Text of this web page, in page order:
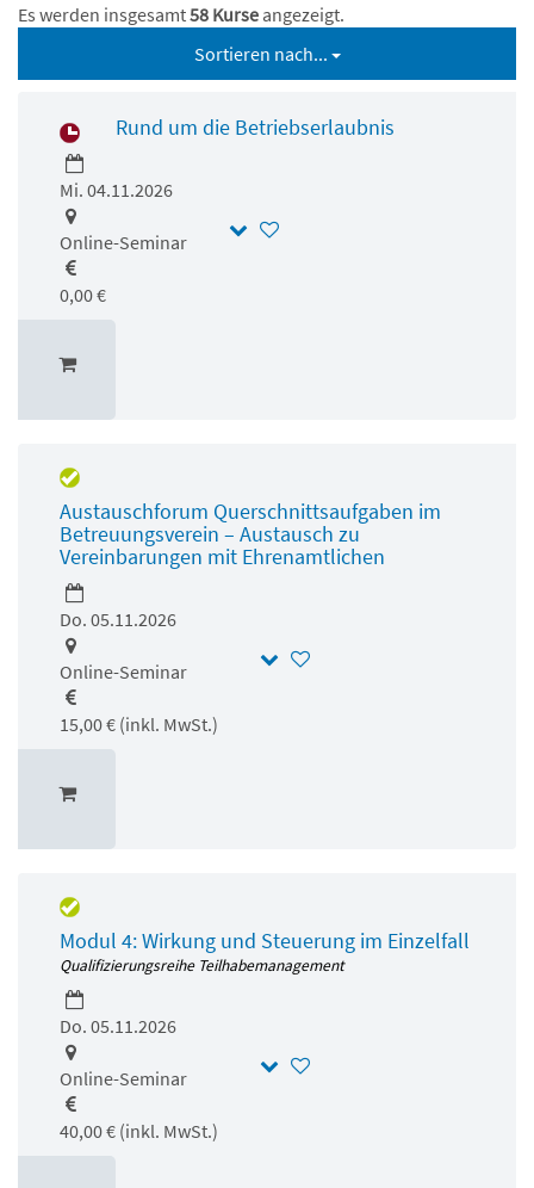
Es werden insgesamt58 Kurse angezeigt.
Sortieren nach...
Rund um die Betriebserlaubnis
Mi. 04.11.2026
Online-Seminar
0,00 €
Austauschforum Querschnittsaufgaben im
Betreuungsverein – Austausch zu
Vereinbarungen mit Ehrenamtlichen
Do. 05.11.2026
Online-Seminar
15,00 € (inkl. MwSt.)
Modul 4: Wirkung und Steuerung im Einzelfall
Qualifizierungsreihe Teilhabemanagement
Do. 05.11.2026
Online-Seminar
40,00 € (inkl. MwSt.)